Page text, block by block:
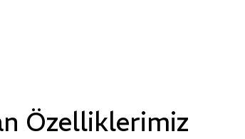
Özelliklerimiz